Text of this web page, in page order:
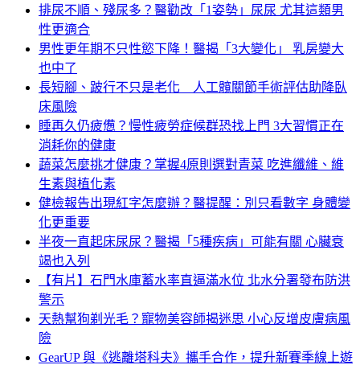
排尿不順、殘尿多？醫勸改「1姿勢」尿尿 尤其這類男
性更適合
男性更年期不只性慾下降！醫揭「3大變化」 乳房變大
也中了
長短腳、跛行不只是老化 人工髖關節手術評估助降臥
床風險
睡再久仍疲憊？慢性疲勞症候群恐找上門 3大習慣正在
消耗你的健康
蔬菜怎麼挑才健康？掌握4原則選對青菜 吃進纖維、維
生素與植化素
健檢報告出現紅字怎麼辦？醫提醒：別只看數字 身體變
化更重要
半夜一直起床尿尿？醫揭「5種疾病」可能有關 心臟衰
竭也入列
【有片】石門水庫蓄水率直逼滿水位 北水分署發布防洪
警示
天熱幫狗剃光毛？寵物美容師揭迷思 小心反增皮膚病風
險
GearUP 與《逃離塔科夫》攜手合作，提升新賽季線上遊